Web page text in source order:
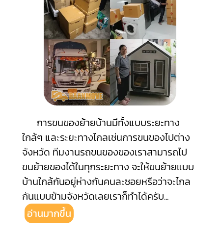
การขนของย้ายบ้านมีทั้งแบบระยะทาง
ใกล้ๆ และระยะทางไกลเช่นการขนของไปต่าง
จังหวัด ทีมงานรถขนของของเราสามารถไป
ขนย้ายของได้ในทุกระยะทาง จะให้ขนย้ายแบบ
บ้านใกล้กันอยู่ห่างกันคนละซอยหรือว่าจะไกล
กันแบบข้ามจังหวัดเลยเราก็ทำได้ครับ...
อ่านมากขึ้น